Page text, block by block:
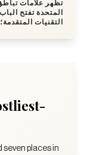
تظهر علامات
المتحدة تفتح
التقنيات
seven places in